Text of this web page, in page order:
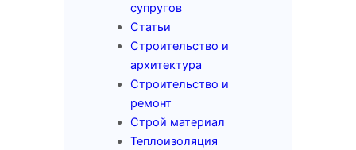
супругов
Статьи
Строительство и
архитектура
Строительство и
ремонт
Строй материал
Теплоизоляция